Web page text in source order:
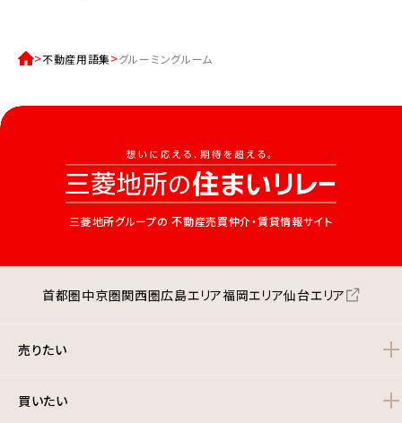
不動産用語集 グルーミングルーム
三菱地所グループの 不動産売買仲介・賃貸情報サイト
首都圏中京圏関西圏広島エリア福岡エリア仙台エリア
売りたい
買いたい